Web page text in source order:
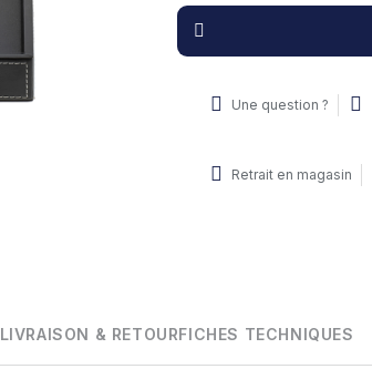
Une question ?
Retrait en magasin
LIVRAISON & RETOURFICHES TECHNIQUES